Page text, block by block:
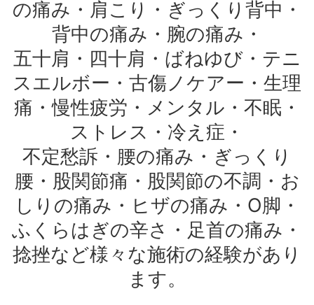
の痛み・肩こり・ぎっくり背中・
背中の痛み・腕の痛み・
五十肩・四十肩・ばねゆび・テニ
スエルボー・古傷ノケアー・生理
痛・慢性疲労・メンタル・不眠・
ストレス・冷え症・
不定愁訴・腰の痛み・ぎっくり
腰・股関節痛・股関節の不調・お
しりの痛み・ヒザの痛み・O脚・
ふくらはぎの辛さ・足首の痛み・
捻挫など様々な施術の経験があり
ます。